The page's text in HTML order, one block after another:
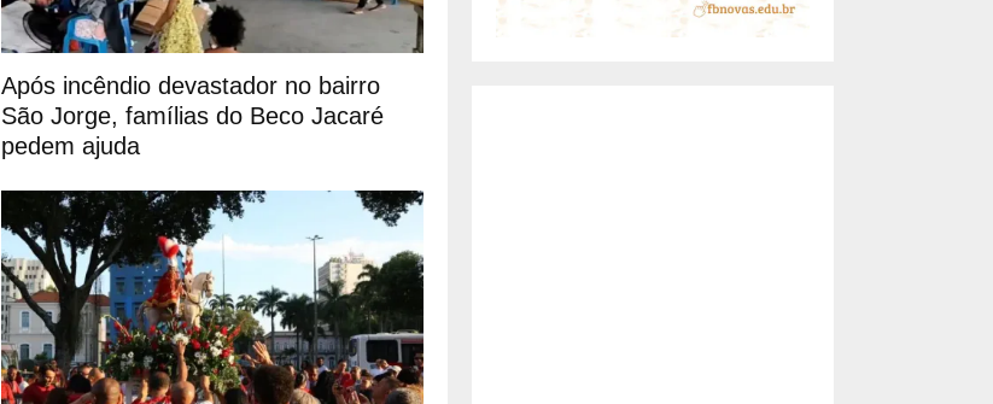
Após incêndio devastador no bairro
São Jorge, famílias do Beco Jacaré
pedem ajuda